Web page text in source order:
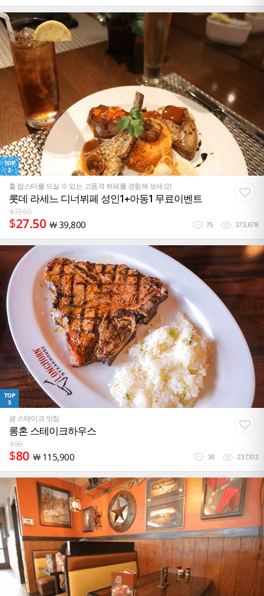
TOP
2
홀 랍스터를 드실 수 있는 고품격 뷔페를 경험해 보세요!
롯데 라세느 디너뷔페 성인1+아동1 무료이벤트
$72.60
$27.50 ￦39,800 75 373,678
TOP
3
괌 스테이크 맛집
롱혼 스테이크하우스
$96
$80 ￦ 115,900 36 237,103